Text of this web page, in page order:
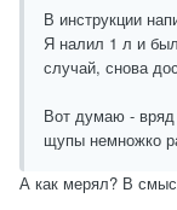
В инструкции
Я налил 1 л и
случай, снова
Вот думаю - вряд
щупы немножко
А как мерял? В